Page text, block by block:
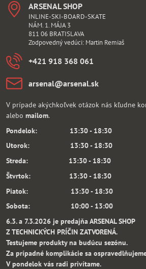
ARSENAL SHOP
INLINE-SKI-BOARD-SKATE
NÁM. 1. MÁJA 3
811 06 BRATISLAVA
Zodpovedný vedúci: Martin Remiaš
+421 918 368 061
arsenal​@arsenal​.sk
V prípade akýchkoľvek otázok nás kľudne
alebo mailom.
Pondelok: 13:30 -
Utorok: 13:30 -
Streda: 13:30 -
Štvrtok: 13:30 -
Piatok: 13:30 -
Sobota: 10:00 -
6.3. a 7.3.2026 je predajňa ARSENAL SHOP
Z TECHNICKÝCH PRÍČIN ZATVORENÁ.
Testujeme produkty na budúcu sezónu.
Za prípadné komplikácie sa
V pondelok vás radi privítame.